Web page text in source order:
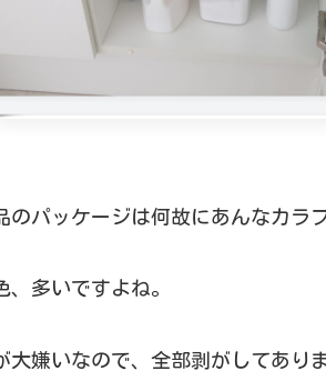
のパッケージは何故にあんなカラ
多いですよね。
嫌いなので、全部剥がしてあり